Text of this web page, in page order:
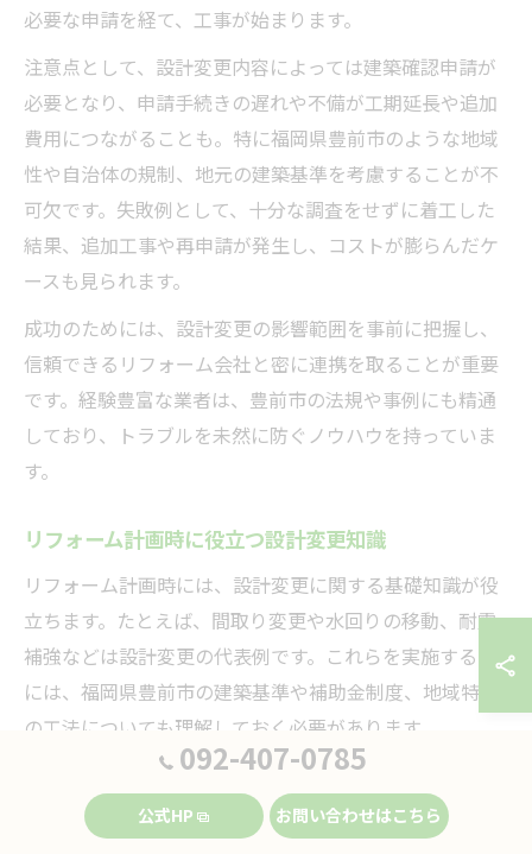
必要な申請を経て、工事が始まります。
注意点として、設計変更内容によっては建築確認申請が
必要となり、申請手続きの遅れや不備が工期延長や追加
費用につながることも。特に福岡県豊前市のような地域
性や自治体の規制、地元の建築基準を考慮することが不
可欠です。失敗例として、十分な調査をせずに着工した
結果、追加工事や再申請が発生し、コストが膨らんだケ
ースも見られます。
成功のためには、設計変更の影響範囲を事前に把握し、
信頼できるリフォーム会社と密に連携を取ることが重要
です。経験豊富な業者は、豊前市の法規や事例にも精通
しており、トラブルを未然に防ぐノウハウを持っていま
す。
リフォーム計画時に役立つ設計変更知識
リフォーム計画時には、設計変更に関する基礎知識が役
立ちます。たとえば、間取り変更や水回りの移動、耐震
補強などは設計変更の代表例です。これらを実施する際
には、福岡県豊前市の建築基準や補助金制度、地域特有
の工法についても理解しておく必要があります。
具体的な知識として、設計変更の際に必要な図面や書
類、建築士やリフォーム会社との打ち合わせ手順、工事
中の安全確認ポイントなどが挙げられます。例えば、耐
092-407-0785
公式HP お問い合わせはこちら